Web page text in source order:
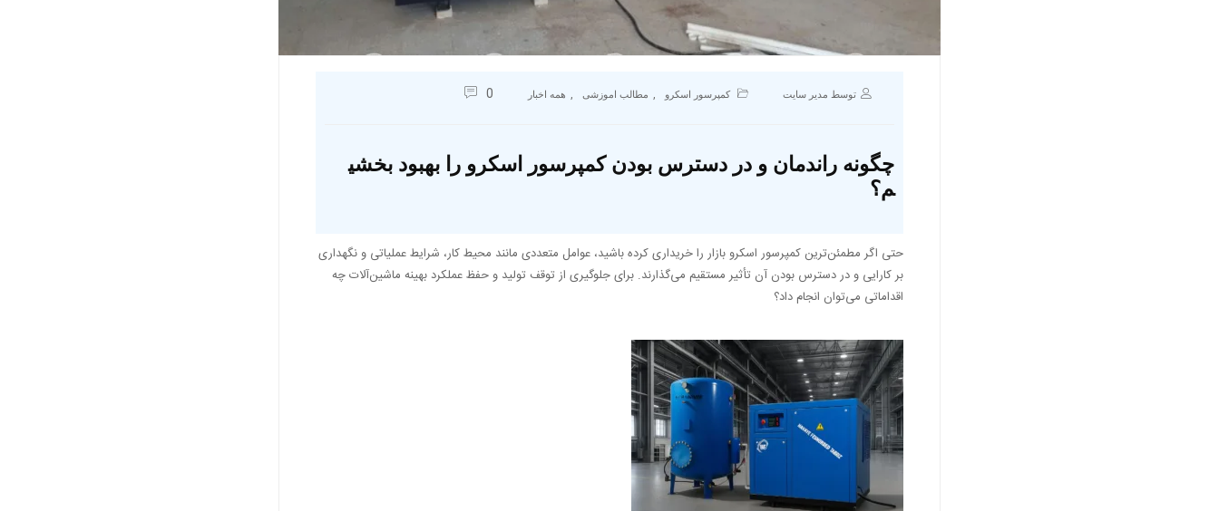
توسط مدیر سایت کمپرسور اسکرو مطالب اموزشی همه اخبار 0
چگونه راندمان و در دسترس بودن کمپرسور اسکرو را بهبود بخشی
م؟
حتی اگر مطمئن‌ترین کمپرسور اسکرو بازار را خریداری کرده باشید، عوامل متعددی مانند محیط کار، شرایط عملیاتی و نگهداری
بر کارایی و در دسترس بودن آن تأثیر مستقیم می‌گذارند. برای جلوگیری از توقف تولید و حفظ عملکرد بهینه ماشین‌آلات چه
اقداماتی می‌توان انجام داد؟